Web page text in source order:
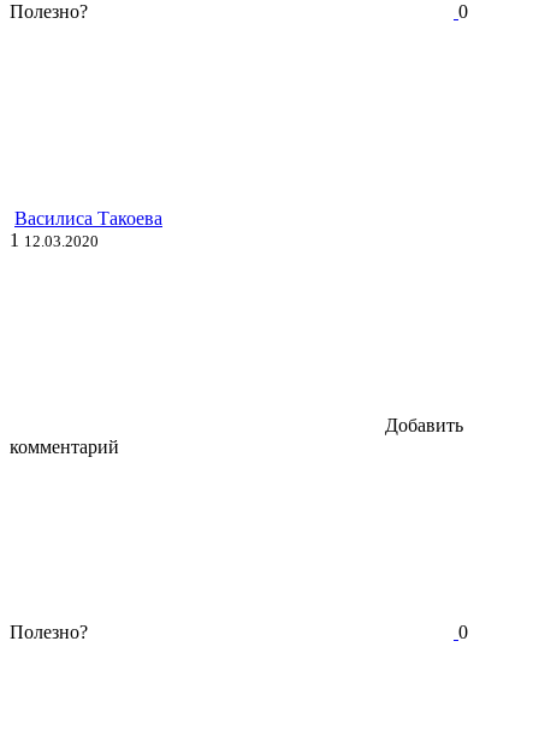
Полезно? 0
Василиса Такоева
1 12.03.2020
Добавить
комментарий
Полезно? 0